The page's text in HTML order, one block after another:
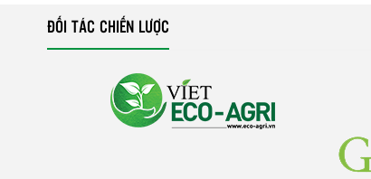
ĐỐI TÁC CHIẾN LƯỢC